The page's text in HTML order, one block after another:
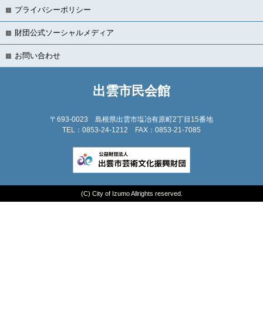
プライバシーポリシー
財団公式ソーシャルメディア
お問い合わせ
出雲市民会館
〒693-0023 島根県出雲市塩冶有原町2丁目15番地
TEL：0853-24-1212 FAX：0853-21-7085
(C) City of Izumo Allrights reserved.